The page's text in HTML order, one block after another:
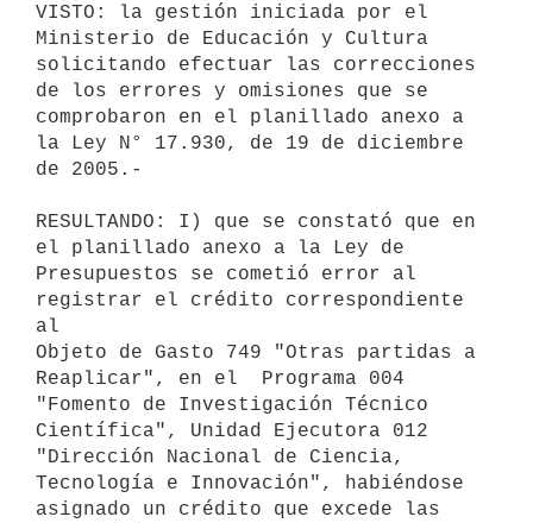
VISTO: la gestión iniciada por el
Ministerio de Educación y Cultura
solicitando efectuar las correcciones
de los errores y omisiones que se
comprobaron en el planillado anexo a
la Ley N° 17.930, de 19 de diciembre
de 2005.-
RESULTANDO: I) que se constató que en
el planillado anexo a la Ley de
Presupuestos se cometió error al
registrar el crédito correspondiente
al
Objeto de Gasto 749 "Otras partidas a
Reaplicar", en el  Programa 004
"Fomento de Investigación Técnico
Científica", Unidad Ejecutora 012
"Dirección Nacional de Ciencia,
Tecnología e Innovación", habiéndose
asignado un crédito que excede las